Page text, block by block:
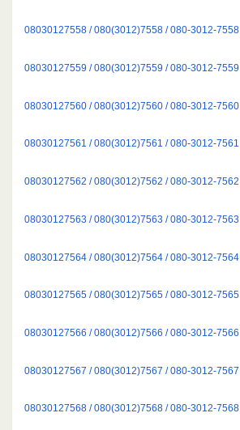
08030127558 / 080(3012)7558 / 080-3012-7558
08030127559 / 080(3012)7559 / 080-3012-7559
08030127560 / 080(3012)7560 / 080-3012-7560
08030127561 / 080(3012)7561 / 080-3012-7561
08030127562 / 080(3012)7562 / 080-3012-7562
08030127563 / 080(3012)7563 / 080-3012-7563
08030127564 / 080(3012)7564 / 080-3012-7564
08030127565 / 080(3012)7565 / 080-3012-7565
08030127566 / 080(3012)7566 / 080-3012-7566
08030127567 / 080(3012)7567 / 080-3012-7567
08030127568 / 080(3012)7568 / 080-3012-7568